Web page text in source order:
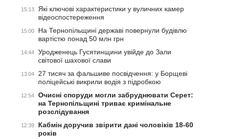
15:13
Які ключові характеристики у вуличних камер
відеоспостереження
15:00
На Тернопільщині державі повернули будівлю
вартістю понад 50 млн грн
14:44
Уродженець Гусятинщини увійде до Зали
світової шахової слави
13:04
27 тисяч за фальшиве посвідчення: у Борщеві
поліцейські викрили водія з підробкою
12:54
Очисні споруди могли забруднювати Серет:
на Тернопільщині триває кримінальне
розслідування
12:39
Кабмін доручив звірити дані чоловіків 18-60
років